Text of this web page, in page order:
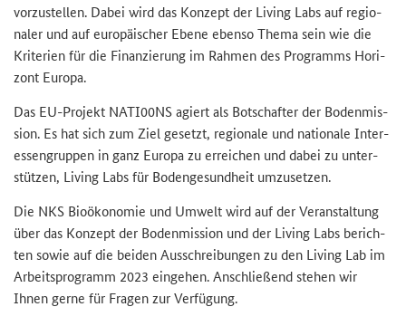
vor­zu­stel­len. Dabei wird das Kon­zept der Li­ving Labs auf re­gio­
na­ler und auf eu­ro­päi­scher Ebene eben­so Thema sein wie die
Kri­te­ri­en für die Fi­nan­zie­rung im Rah­men des Pro­gramms Ho­ri­
zont Eu­ro­pa.
Das EU-​Projekt NATI00NS agiert als Bot­schaf­ter der Bo­den­mis­
si­on. Es hat sich zum Ziel ge­setzt, re­gio­na­le und na­tio­na­le In­ter­
es­sen­grup­pen in ganz Eu­ro­pa zu er­rei­chen und dabei zu un­ter­
stüt­zen, Living Labsfür Bo­den­ge­sund­heit um­zu­set­zen.
Die NKS Bio­öko­no­mie und Um­welt wird auf der Ver­an­stal­tung
über das Kon­zept der Bo­den­mis­si­on und der Living Labs be­rich­
ten sowie auf die bei­den Aus­schrei­bun­gen zu den Living Lab im
Ar­beits­pro­gramm 2023 ein­ge­hen. An­schlie­ßend ste­hen wir
Ihnen gerne für Fra­gen zur Ver­fü­gung.